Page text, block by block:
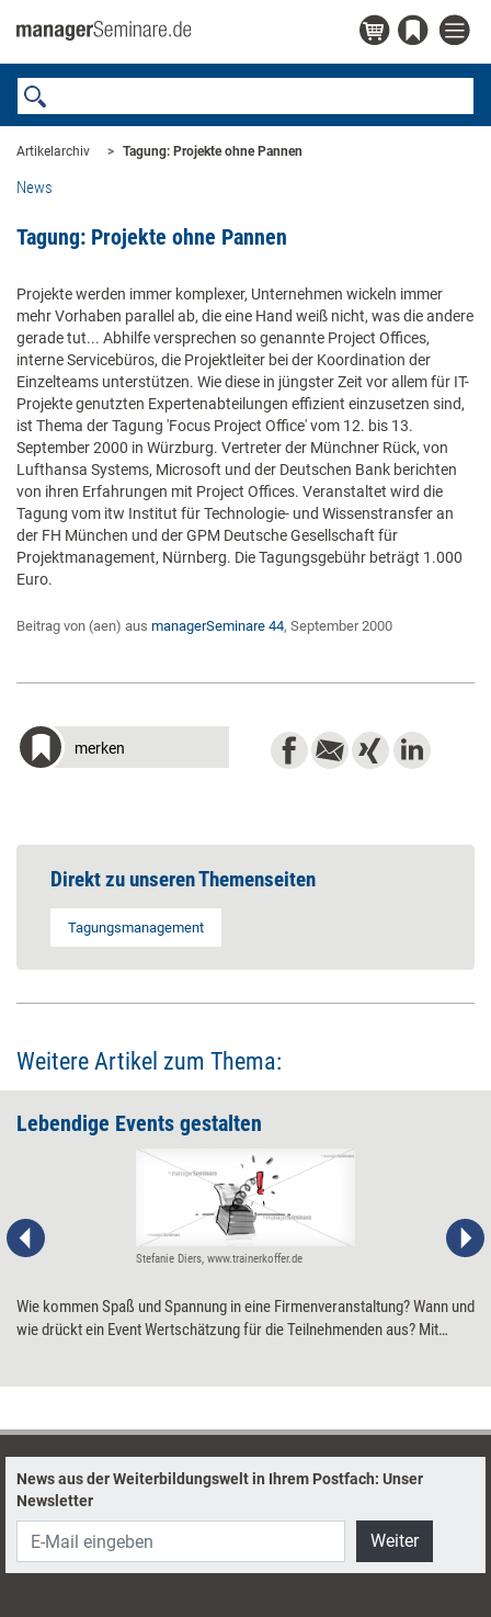
Artikelarchiv Tagung: Projekte ohne Pannen
News
Tagung: Projekte ohne Pannen
Projekte werden immer komplexer, Unternehmen wickeln immer
mehr Vorhaben parallel ab, die eine Hand weiß nicht, was die andere
gerade tut... Abhilfe versprechen so genannte Project Offices,
interne Servicebüros, die Projektleiter bei der Koordination der
Einzelteams unterstützen. Wie diese in jüngster Zeit vor allem für IT-
Projekte genutzten Expertenabteilungen effizient einzusetzen sind,
ist Thema der Tagung 'Focus Project Office' vom 12. bis 13.
September 2000 in Würzburg. Vertreter der Münchner Rück, von
Lufthansa Systems, Microsoft und der Deutschen Bank berichten
von ihren Erfahrungen mit Project Offices. Veranstaltet wird die
Tagung vom itw Institut für Technologie- und Wissenstransfer an
der FH München und der GPM Deutsche Gesellschaft für
Projektmanagement, Nürnberg. Die Tagungsgebühr beträgt 1.000
Euro.
Beitrag von (aen) aus managerSeminare 44, September 2000
merken
Direkt zu unseren Themenseiten
Tagungsmanagement
Weitere Artikel zum Thema:
Lebendige Events gestalten
Stefanie Diers, www.trainerkoffer.de
Wie kommen Spaß und Spannung in eine Firmenveranstaltung? Wann und
wie drückt ein Event Wertschätzung für die Teilnehmenden aus? Mit
News aus der Weiterbildungswelt in Ihrem Postfach: Unser
Newsletter
Weiter